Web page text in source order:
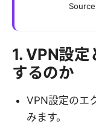
1. VPN設
するのか
VPN設定のエ
みます。